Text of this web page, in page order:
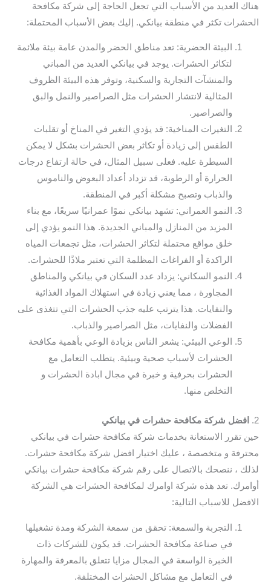
هناك العديد من الأسباب التي تجعل الحاجة إلى شركة مكافحة
الحشرات تكثر في منطقة بيانكي. إليك بعض الأسباب المحتملة:
البيئة الحضرية: تعد مناطق الحضر والمدن عامة بيئة ملائمة
لتكاثر الحشرات. يوجد في بيانكي العديد من المباني
والمنشآت التجارية والسكنية، وتوفر هذه البيئة الظروف
المثالية لانتشار الحشرات مثل الصراصير والنمل والبق
والصراصير.
التغيرات المناخية: قد يؤدي التغير في المناخ أو تقلبات
الطقس إلى زيادة أو تكاثر بعض الحشرات بشكل لا يمكن
السيطرة عليه. فعلى سبيل المثال، في حالة ارتفاع درجات
الحرارة أو الرطوبة، قد تزداد أعداد البعوض والناموس
والذباب وتصبح مشكلة أكبر في المنطقة.
النمو العمراني: تشهد بيانكي نموًا عمرانيًا سريعًا، مع بناء
المزيد من المنازل والمباني الجديدة. هذا النمو يؤدي إلى
خلق مواقع محتملة لتكاثر الحشرات، مثل تجمعات المياه
الراكدة أو الفراغات المظلمة التي تعتبر ملاذًا للحشرات.
النمو السكاني: يزداد عدد السكان في بيانكي والمناطق
المجاورة ، مما يعني زيادة في استهلاك المواد الغذائية
والنفايات. هذا يترتب عليه جذب الحشرات التي تتغذى على
الفضلات والنفايات، مثل الصراصير والذباب.
الوعي البيئي: يشعر الناس بزيادة الوعي بأهمية مكافحة
الحشرات لأسباب صحية وبيئية. يتطلب التعامل مع
الحشرات بحرفية و خبرة في مجال ابادة الحشرات و
التخلص منها.
2.
افضل شركة مكافحة حشرات في بيانكي
حين تقرر الاستعانة بخدمات شركة مكافحة حشرات في بيانكي
محترفة و متخصصة ، عليك اختيار افضل شركة مكافحة حشرات.
لذلك ، ننصحك بالاتصال على رقم شركة مكافحة حشرات بيانكي
أوامرك. تعد هذه شركة اوامرك لمكافحة الحشرات هي الشركة
الافضل للاسباب التالية:
التجربة والسمعة: تحقق من سمعة الشركة ومدة تشغيلها
في صناعة مكافحة الحشرات. قد يكون للشركات ذات
الخبرة الواسعة في المجال مزايا تتعلق بالمعرفة والمهارة
في التعامل مع مشاكل الحشرات المختلفة.